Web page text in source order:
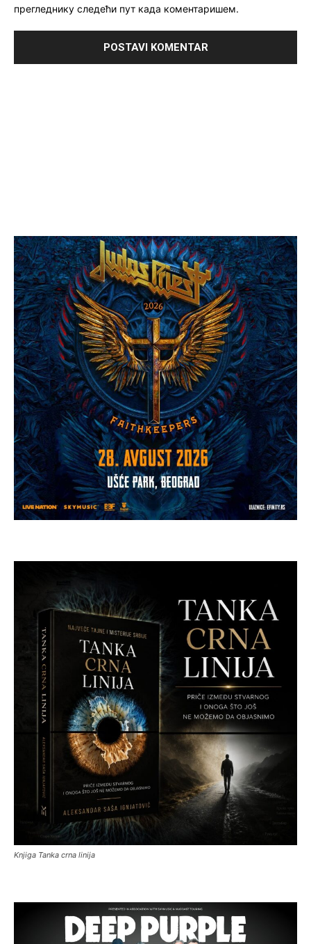
прегледнику следећи пут када коментаришем.
Knjiga Tanka crna linija